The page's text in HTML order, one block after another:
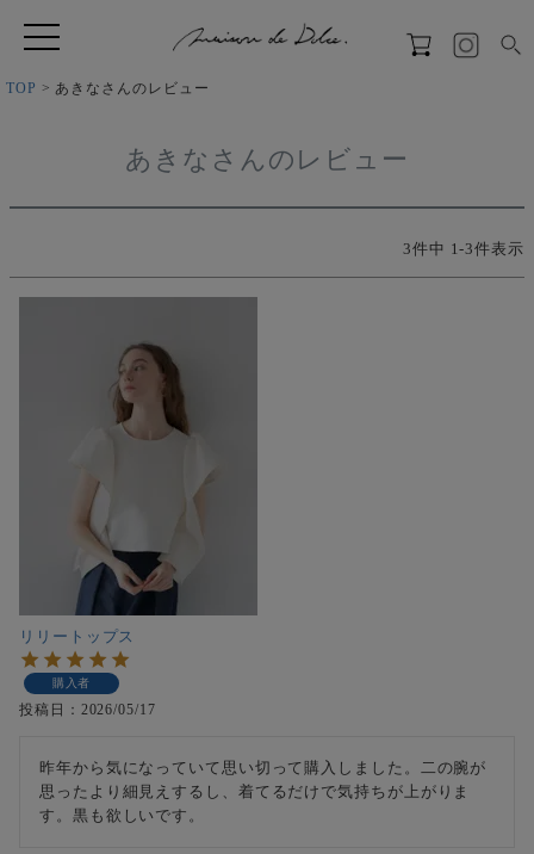
TOP あきなさんのレビュー
あきなさんのレビュー
3件中 1-3件表示
リリートップス
購入者
投稿日 2026/05/17
昨年から気になっていて思い切って購入しました。二の腕が
思ったより細見えするし、着てるだけで気持ちが上がりま
す。黒も欲しいです。